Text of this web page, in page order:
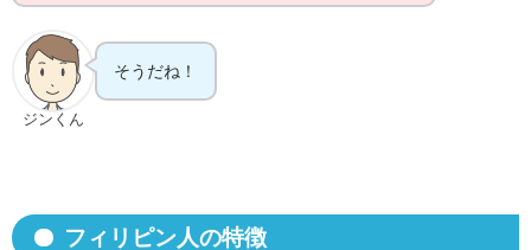
ジンくん
そうだね！
フィリピン人の特徴